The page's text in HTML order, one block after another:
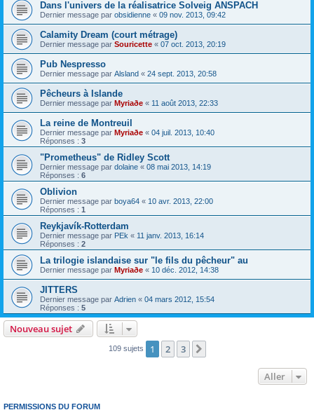
Dans l'univers de la réalisatrice Solveig ANSPACH
Dernier message par obsidienne « 09 nov. 2013, 09:42
Calamity Dream (court métrage)
Dernier message par Souricette « 07 oct. 2013, 20:19
Pub Nespresso
Dernier message par Alsland « 24 sept. 2013, 20:58
Pêcheurs à Islande
Dernier message par Myriaðe « 11 août 2013, 22:33
La reine de Montreuil
Dernier message par Myriaðe « 04 juil. 2013, 10:40
Réponses : 3
"Prometheus" de Ridley Scott
Dernier message par dolaine « 08 mai 2013, 14:19
Réponses : 6
Oblivion
Dernier message par boya64 « 10 avr. 2013, 22:00
Réponses : 1
Reykjavík-Rotterdam
Dernier message par PEk « 11 janv. 2013, 16:14
Réponses : 2
La trilogie islandaise sur "le fils du pêcheur" au
Dernier message par Myriaðe « 10 déc. 2012, 14:38
JITTERS
Dernier message par Adrien « 04 mars 2012, 15:54
Réponses : 5
Nouveau sujet
109 sujets 1 2 3
Aller
PERMISSIONS DU FORUM